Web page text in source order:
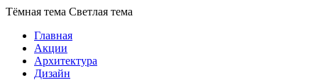
Тёмная тема Светлая тема
Главная
Акции
Архитектура
Дизайн